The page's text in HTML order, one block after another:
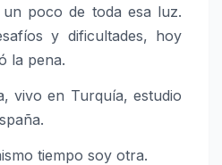
poco de toda esa luz.
y dificultades, hoy
la pena.
vivo en Turquía, estudio
tiempo soy otra.